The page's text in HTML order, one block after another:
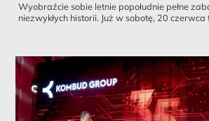
Wyobraźcie sobie letnie popołudnie pełne
niezwykłych historii. Już w sobotę, 20 czerwca